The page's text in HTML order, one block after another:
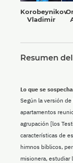
Korobeynikov
Vladimir
Resumen
Lo que se
Según la versión
apartamentos
agrupación [los
características de
himnos bíblicos,
misionera, estudiar